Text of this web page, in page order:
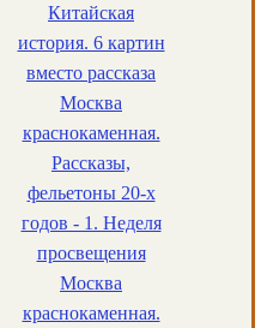
Китайская
история. 6 картин
вместо рассказа
Москва
краснокаменная.
Рассказы,
фельетоны 20-х
годов - 1. Неделя
просвещения
Москва
краснокаменная.